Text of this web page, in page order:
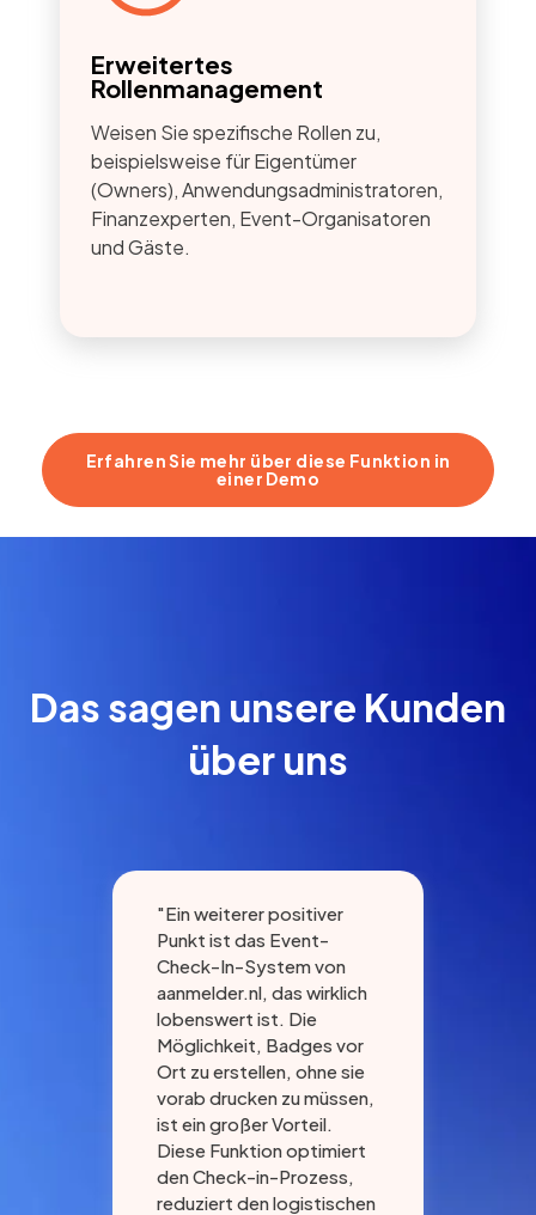
Erweitertes
Rollenmanagement
Weisen Sie spezifische Rollen zu,
beispielsweise für Eigentümer
(Owners), Anwendungsadministratoren,
Finanzexperten, Event-Organisatoren
und Gäste.
Erfahren Sie mehr über diese Funktion in
einer Demo
Das sagen unsere Kunden
über uns
"Ein weiterer positiver
Punkt ist das Event-
Check-In-System von
aanmelder.nl, das wirklich
lobenswert ist. Die
Möglichkeit, Badges vor
Ort zu erstellen, ohne sie
vorab drucken zu müssen,
ist ein großer Vorteil.
Diese Funktion optimiert
den Check-in-Prozess,
reduziert den logistischen